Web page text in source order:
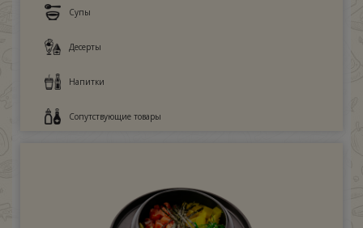
Супы
Десерты
Напитки
Сопутствующие товары